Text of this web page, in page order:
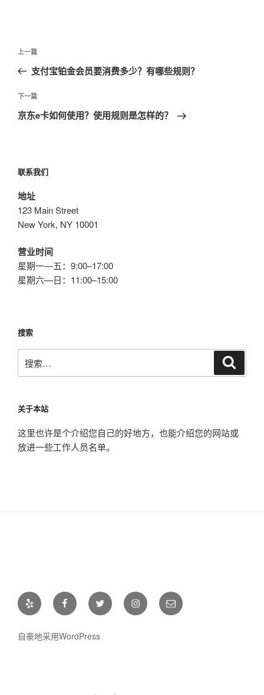
文
导
航
上
一
文
章
上一篇
支付宝铂金会员要消费多少？有哪些规则？
下
一
下一篇
京东e卡如何使用？使用规则是怎样的？
联系我们
地址
123 Main Street
New York, NY 10001
营业时间
星期一—五：9:00–17:00
星期六—日：11:00–15:00
搜索
索：
关于本站
这里也许是个介绍您自己的好地方，也能介绍您的网站或
放进一些工作人员名单。
Yelp FacebookTwitter Instagram电
邮
自豪地采用WordPress